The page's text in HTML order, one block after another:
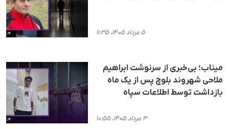
۵ مرداد ۱۴۰۵، ۱۱:۳۵
میناب؛ بی‌خبری از سرنوشت ابراهیم
ملاحی شهروند بلوچ پس از یک ماه
بازداشت توسط اطلاعات سپاه
۳ مرداد ۱۴۰۵، ۱۰:۵۵